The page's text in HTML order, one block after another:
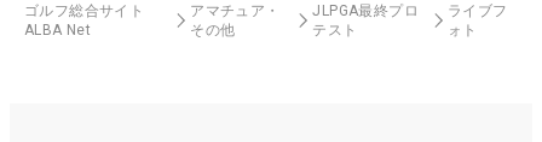
ゴルフ総合サイト
ALBA Net
アマチュア・
その他
JLPGA最終プロ
テスト
ライブフ
ォト